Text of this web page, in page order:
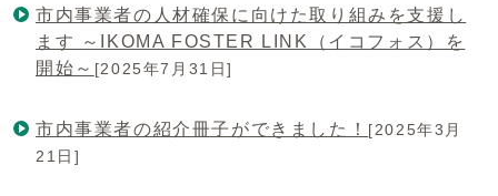
市内事業者の人材確保に向けた取り組みを支援し
ます ～IKOMA FOSTER LINK（イコフォス）を
開始～ [2025年7月31日]
市内事業者の紹介冊子ができました！ [2025年3月
21日]